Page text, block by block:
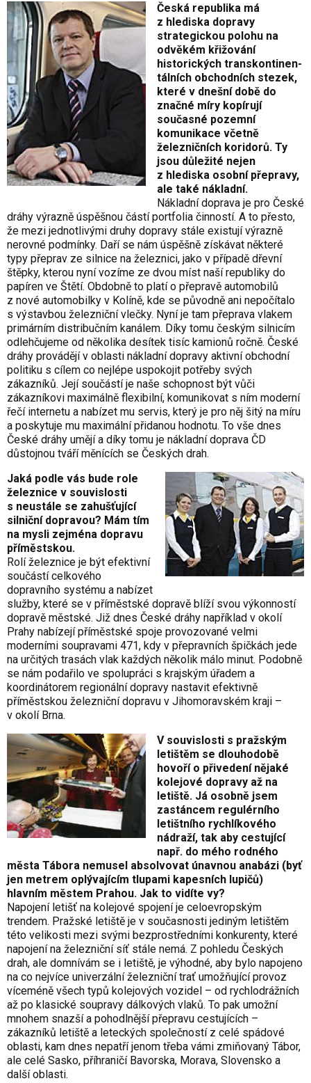
Česká republika má
z hlediska dopravy
strategickou polohu na
odvěkém křižování
historických transkontinen­
tálních obchodních stezek,
které v dnešní době do
značné míry kopírují
současné pozemní
komunikace včetně
železničních koridorů. Ty
jsou důležité nejen
z hlediska osobní přepravy,
ale také nákladní.
Nákladní doprava je pro České
dráhy výrazně úspěšnou částí portfolia činností. A to přesto,
že mezi jednotlivými druhy dopravy stále existují výrazně
nerovné podmínky. Daří se nám úspěšně získávat některé
typy přeprav ze silnice na železnici, jako v případě dřevní
štěpky, kterou nyní vozíme ze dvou míst naší republiky do
papíren ve Štětí. Obdobně to platí o přepravě automobilů
z nové automobilky v Kolíně, kde se původně ani nepočítalo
s výstavbou železniční vlečky. Nyní je tam přeprava vlakem
primárním distribučním kanálem. Díky tomu českým silnicím
odlehčujeme od několika desítek tisíc kamionů ročně. České
dráhy provádějí v oblasti nákladní dopravy aktivní obchodní
politiku s cílem co nejlépe uspokojit potřeby svých
zákazníků. Její součástí je naše schopnost být vůči
zákazníkovi maximálně flexibilní, komunikovat s ním moderní
řečí internetu a nabízet mu servis, který je pro něj šitý na míru
a poskytuje mu maximální přidanou hodnotu. To vše dnes
České dráhy umějí a díky tomu je nákladní doprava ČD
důstojnou tváří měnících se Českých drah.
Jaká podle vás bude role
železnice v souvislosti
s neustále se zahušťující
silniční dopravou? Mám tím
na mysli zejména dopravu
příměstskou.
Rolí železnice je být efektivní
součástí celkového
dopravního systému a nabízet
služby, které se v příměstské dopravě blíží svou výkonností
dopravě městské. Již dnes České dráhy například v okolí
Prahy nabízejí příměstské spoje provozované velmi
moderními soupravami 471, kdy v přepravních špičkách jede
na určitých trasách vlak každých několik málo minut. Podobně
se nám podařilo ve spolupráci s krajským úřadem a
koordinátorem regionální dopravy nastavit efektivně
příměstskou železniční dopravu v Jihomoravském kraji –
v okolí Brna.
V souvislosti s pražským
letištěm se dlouhodobě
hovoří o přivedení nějaké
kolejové dopravy až na
letiště. Já osobně jsem
zastáncem regulérního
letištního rychlíkového
nádraží, tak aby cestující
např. do mého rodného
města Tábora nemusel absolvovat únavnou anabázi (byť
jen metrem oplývajícím tlupami kapesních lupičů)
hlavním městem Prahou. Jak to vidíte vy?
Napojení letišť na kolejové spojení je celoevropským
trendem. Pražské letiště je v současnosti jediným letištěm
této velikosti mezi svými bezprostředními konkurenty, které
napojení na železniční síť stále nemá. Z pohledu Českých
drah, ale domnívám se i letiště, je výhodné, aby bylo napojeno
na co nejvíce univerzální železniční trať umožňující provoz
víceméně všech typů kolejových vozidel – od rychlodrážních
až po klasické soupravy dálkových vlaků. To pak umožní
mnohem snazší a pohodlnější přepravu cestujících –
zákazníků letiště a leteckých společností z celé spádové
oblasti, kam dnes nepatří jenom třeba vámi zmiňovaný Tábor,
ale celé Sasko, příhraničí Bavorska, Morava, Slovensko a
další oblasti.